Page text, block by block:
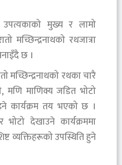
मुख्य र लामो
मच्छिन्द्रनाथको रथजात्रा
छ ।
मच्छिन्द्रनाथको रथका चारै
मणि माणिक्य जडित भोटो
कार्यक्रम तय भएको छ ।
देखाउने कार्यक्रममा
व्यक्तिहरूको उपस्थिति हुने